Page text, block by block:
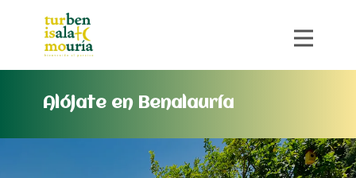
Alójate en Benalauría